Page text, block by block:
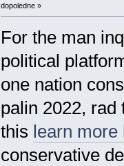
dopoledne »
For the man
political
one nation
palin 2022,
this learn more
conservative